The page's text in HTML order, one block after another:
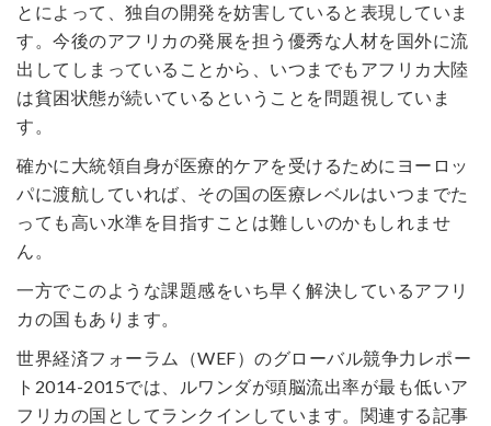
とによって、独自の開発を妨害していると表現していま
す。今後のアフリカの発展を担う優秀な人材を国外に流
出してしまっていることから、いつまでもアフリカ大陸
は貧困状態が続いているということを問題視していま
す。
確かに大統領自身が医療的ケアを受けるためにヨーロッ
パに渡航していれば、その国の医療レベルはいつまでた
っても高い水準を目指すことは難しいのかもしれませ
ん。
一方でこのような課題感をいち早く解決しているアフリ
カの国もあります。
世界経済フォーラム（WEF）のグローバル競争力レポー
ト2014-2015では、ルワンダが頭脳流出率が最も低いア
フリカの国としてランクインしています。関連する記事